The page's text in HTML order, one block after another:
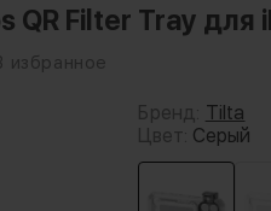
Filter Tray для
избранное
Бренд: Tilta
Цвет: Серый